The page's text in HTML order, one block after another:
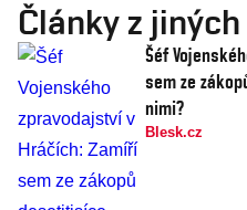
Články z
Šéf
sem ze
nimi?
Blesk.cz